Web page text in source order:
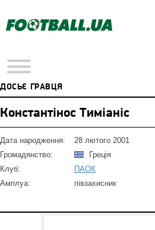
ДОСЬЄ ГРАВЦЯ
Константінос Тиміаніс
Дата народження:
28 лютого 2001
Громадянство:
Греція
Клуб:
ПАОК
Амплуа:
півзахисник